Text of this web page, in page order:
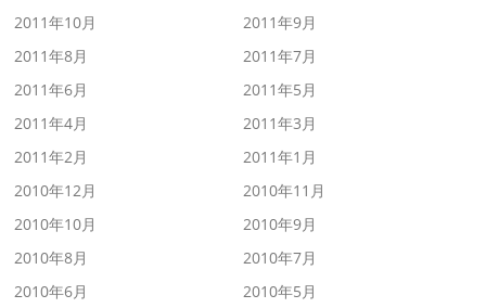
2011年10月
2011年9月
2011年8月
2011年7月
2011年6月
2011年5月
2011年4月
2011年3月
2011年2月
2011年1月
2010年12月
2010年11月
2010年10月
2010年9月
2010年8月
2010年7月
2010年6月
2010年5月